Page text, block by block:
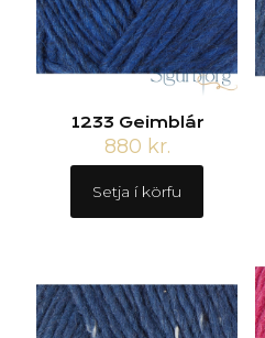
1233 Geimblár
880 kr.
Setja í körfu